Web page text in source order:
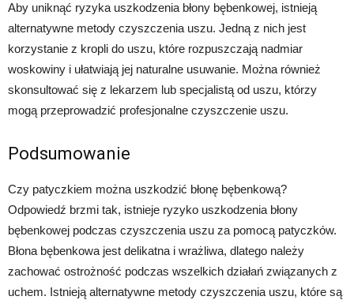
Aby uniknąć ryzyka uszkodzenia błony bębenkowej, istnieją
alternatywne metody czyszczenia uszu. Jedną z nich jest
korzystanie z kropli do uszu, które rozpuszczają nadmiar
woskowiny i ułatwiają jej naturalne usuwanie. Można również
skonsultować się z lekarzem lub specjalistą od uszu, którzy
mogą przeprowadzić profesjonalne czyszczenie uszu.
Podsumowanie
Czy patyczkiem można uszkodzić błonę bębenkową?
Odpowiedź brzmi tak, istnieje ryzyko uszkodzenia błony
bębenkowej podczas czyszczenia uszu za pomocą patyczków.
Błona bębenkowa jest delikatna i wrażliwa, dlatego należy
zachować ostrożność podczas wszelkich działań związanych z
uchem. Istnieją alternatywne metody czyszczenia uszu, które są